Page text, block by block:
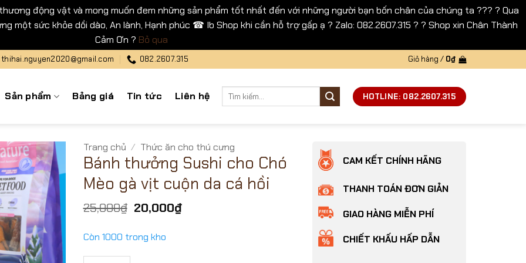
động vật và mong muốn đem những sản phẩm tốt nhất đến với những người bạn bốn chân của chúng ta ??? ? Qua
một sức khỏe dồi dào, An lành, Hạnh phúc ☎ Ib Shop khi cần hỗ trợ gấp ạ ? Zalo: 082.2607.315 ? ? Shop xin Chân Thành
Cảm Ơn ? Bỏ qua
thihai.nguyen2020@gmail.com 082.2607.315 Giỏ hàng / 0₫
Sản phẩm Bảng giá Tin tức Liên hệ
Tìm
kiếm:
HOTLINE: 082.2607.315
Trang chủ / Thức ăn cho thú cưng
Bánh thưởng Sushi cho Chó
Mèo gà vịt cuộn da cá hồi
25,000₫ Giá
gốc
25,000₫.
20,000₫Giá
Còn 1000 trong kho
CAM KẾT CHÍNH HÃNG
THANH TOÁN ĐƠN GIẢN
GIAO HÀNG MIỄN PHÍ
CHIẾT KHẤU HẤP DẪN